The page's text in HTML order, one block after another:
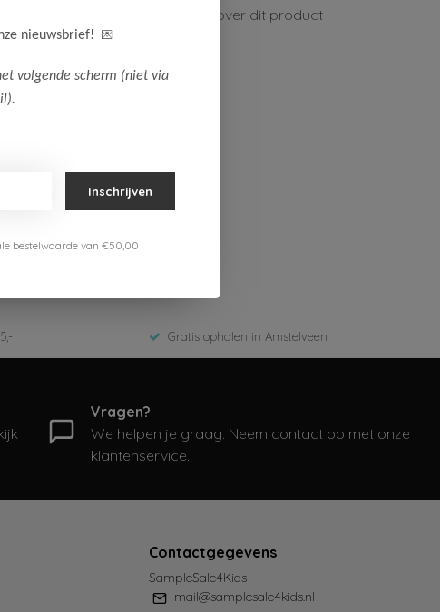
Neem contact op over dit product
Gratis ophalen in Amstelveen
Vragen?
We helpen je graag. Neem contact op met onze
klantenservice.
Contactgegevens
SampleSale4Kids
mail@samplesale4kids.nl
nieuwsbrief! 💌
volgende scherm (niet via
Inschrijven
bestelwaarde van €50,00